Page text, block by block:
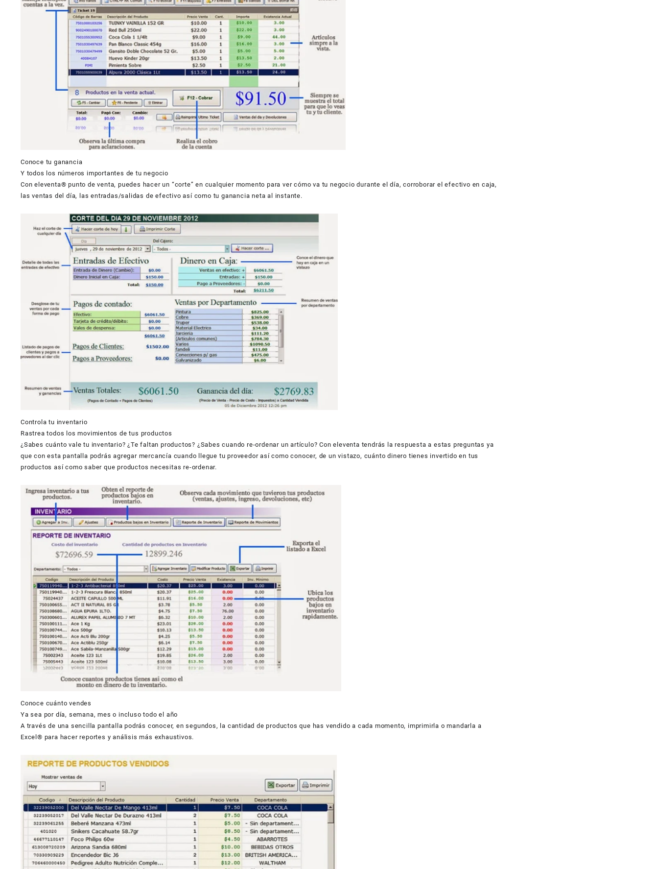
Conoce tu ganancia
Y todos los números importantes de tu negocio
Con eleventa® punto de venta, puedes hacer un “corte” en cualquier momento para ver cómo va tu negocio durante el día, corroborar el efectivo en caja,
las ventas del día, las entradas/salidas de efectivo así como tu ganancia neta al instante.
Controla tu inventario
Rastrea todos los movimientos de tus productos
¿Sabes cuánto vale tu inventario? ¿Te faltan productos? ¿Sabes cuando re-ordenar un artículo? Con eleventa tendrás la respuesta a estas preguntas ya
que con esta pantalla podrás agregar mercancía cuando llegue tu proveedor así como conocer, de un vistazo, cuánto dinero tienes invertido en tus
productos así como saber que productos necesitas re-ordenar.
Conoce cuánto vendes
Ya sea por día, semana, mes o incluso todo el año
A través de una sencilla pantalla podrás conocer, en segundos, la cantidad de productos que has vendido a cada momento, imprimirla o mandarla a
Excel® para hacer reportes y análisis más exhaustivos.